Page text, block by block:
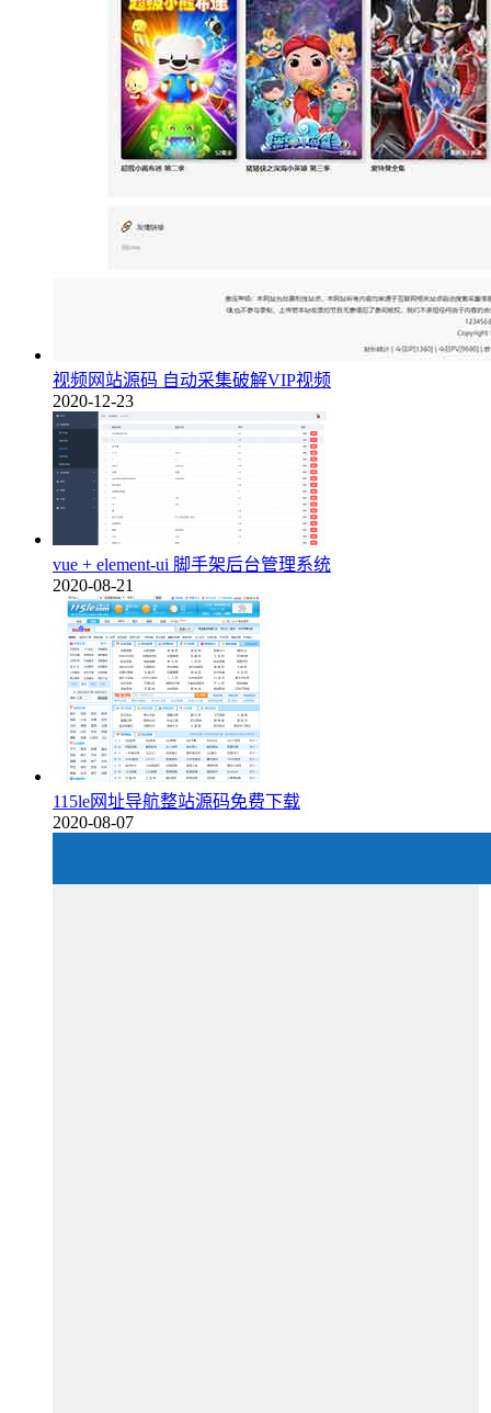
视频网站源码 自动采集破解VIP视频
2020-12-23
vue + element-ui 脚手架后台管理系统
2020-08-21
115le网址导航整站源码免费下载
2020-08-07